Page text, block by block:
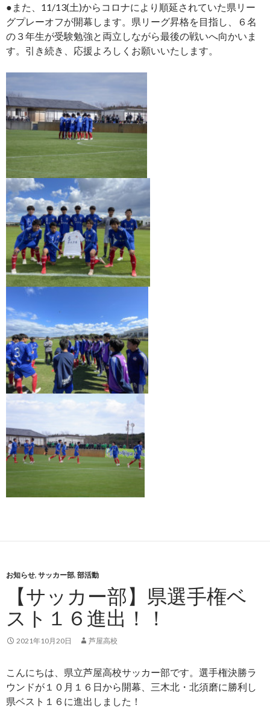
●また、11/13(土)からコロナにより順延されていた県リー
グプレーオフが開幕します。県リーグ昇格を目指し、６名
の３年生が受験勉強と両立しながら最後の戦いへ向かいま
す。引き続き、応援よろしくお願いいたします。
お知らせ, サッカー部, 部活動
【サッカー部】県選手権ベ
スト１６進出！！
2021年10月20日 芦屋高校
こんにちは、県立芦屋高校サッカー部です。選手権決勝ラ
ウンドが１０月１６日から開幕、三木北・北須磨に勝利し
県ベスト１６に進出しました！